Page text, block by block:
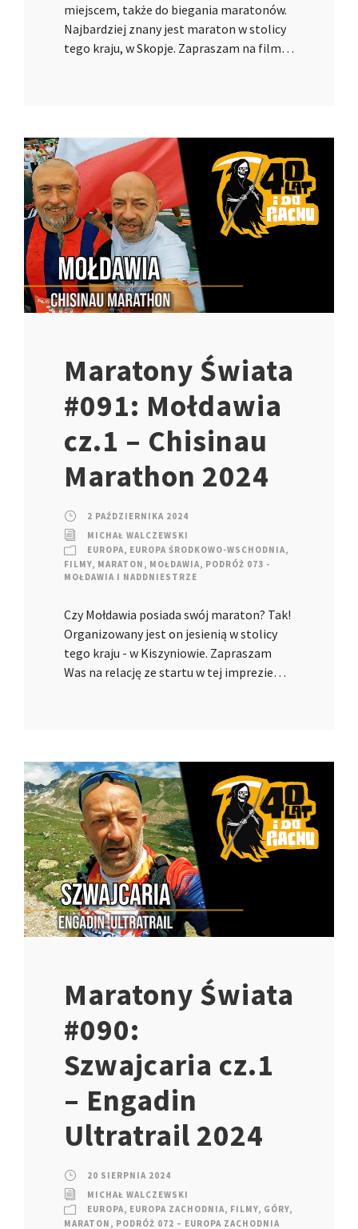
miejscem, także do biegania maratonów.
Najbardziej znany jest maraton w stolicy
tego kraju, w Skopje. Zapraszam na film…
Maratony Świata
#091: Mołdawia
cz.1 – Chisinau
Marathon 2024
2 PAŹDZIERNIKA 2024
MICHAŁ WALCZEWSKI
EUROPA, EUROPA ŚRODKOWO-WSCHODNIA,
FILMY, MARATON , MOŁDAWIA, PODRÓŻ 073 -
MOŁDAWIA I NADDNIESTRZE
Czy Mołdawia posiada swój maraton? Tak!
Organizowany jest on jesienią w stolicy
tego kraju - w Kiszyniowie. Zapraszam
Was na relację ze startu w tej imprezie…
Maratony Świata
#090:
Szwajcaria cz.1
– Engadin
Ultratrail 2024
20 SIERPNIA 2024
MICHAŁ WALCZEWSKI
EUROPA, EUROPA ZACHODNIA, FILMY, GÓRY,
MARATON , PODRÓŻ 072 – EUROPA ZACHODNIA